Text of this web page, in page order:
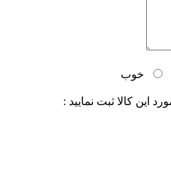
خوب
این کالا ثبت نمایید :